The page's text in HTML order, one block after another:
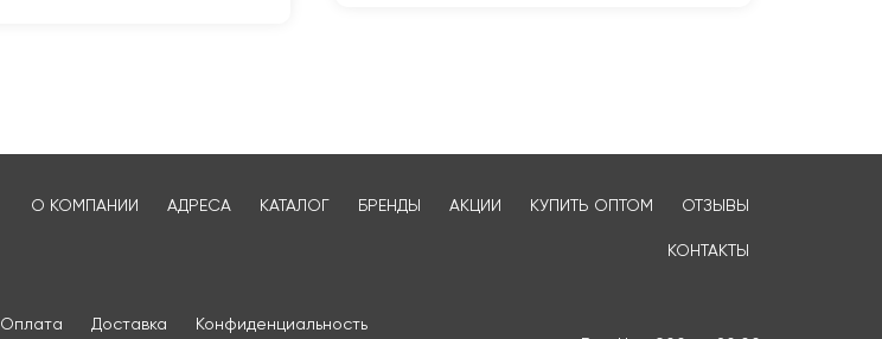
О КОМПАНИИ АДРЕСА КАТАЛОГ БРЕНДЫ АКЦИИ КУПИТЬ ОПТОМ ОТЗЫВЫ
КОНТАКТЫ
Оплата Доставка
Конфиденциальность